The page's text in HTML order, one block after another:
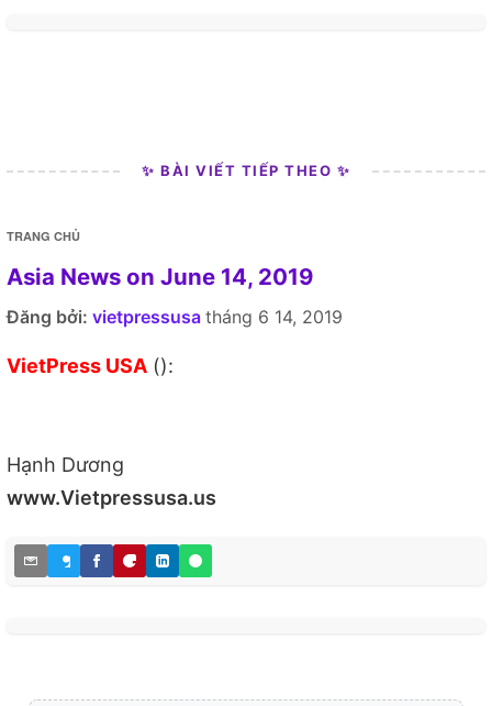
✨ BÀI VIẾT TIẾP THEO ✨
TRANG CHỦ
Asia News on June 14, 2019
Đăng bởi: vietpressusa tháng 6 14, 2019
VietPress USA ():
Hạnh Dương
www.Vietpressusa.us